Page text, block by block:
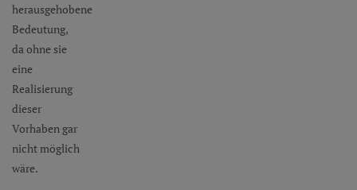
herausgehobene
Bedeutung,
da ohne sie
eine
Realisierung
dieser
Vorhaben gar
nicht möglich
wäre.